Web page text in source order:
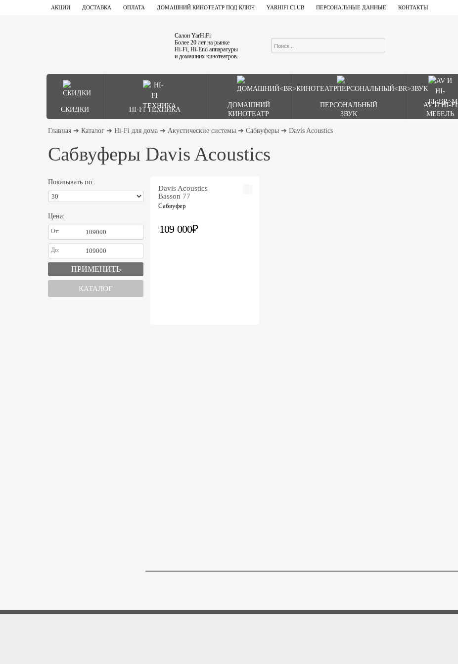
АКЦИИ ДОСТАВКА ОПЛАТА ДОМАШНИЙ КИНОТЕАТР ПОД КЛЮЧ YARHIFI CLUB ПЕРСОНАЛЬНЫЕ ДАННЫЕ КОНТАКТЫ
Салон YarHiFi
Более 20 лет на рынке
Hi-Fi, Hi-End аппаратуры
и домашних кинотеатров.
СКИДКИ HI-FI ТЕХНИКА
ДОМАШНИЙ
КИНОТЕАТР
ПЕРСОНАЛЬНЫЙ
ЗВУК
AV И HI-FI
МЕБЕЛЬ
Главная ➔ Каталог ➔ Hi-Fi для дома ➔ Акустические системы ➔ Сабвуферы ➔ Davis Acoustics
Сабвуферы Davis Acoustics
Показывать по:
Цена:
От:
До:
КАТАЛОГ
Davis Acoustics
Basson 77
Сабвуфер
109 000₽